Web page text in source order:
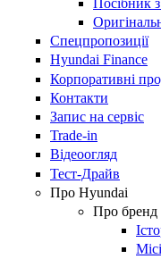
Спецпропозиції
Hyundai Finance
Корпоративні
Контакти
Запис на сервіс
Trade-in
Відеоогляд
Тест-Драйв
Про Hyundai
Про бренд